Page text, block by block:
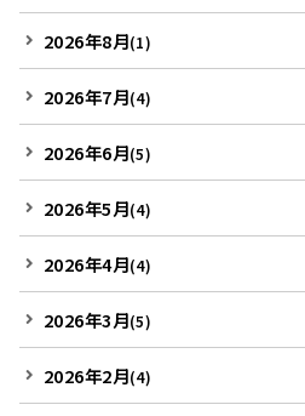
2026年8月(1)
2026年7月(4)
2026年6月(5)
2026年5月(4)
2026年4月(4)
2026年3月(5)
2026年2月(4)